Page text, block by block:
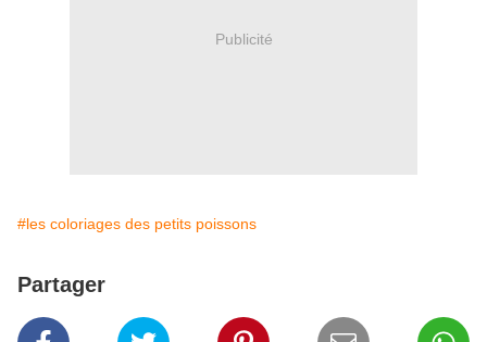
Publicité
#les coloriages des petits poissons
Partager